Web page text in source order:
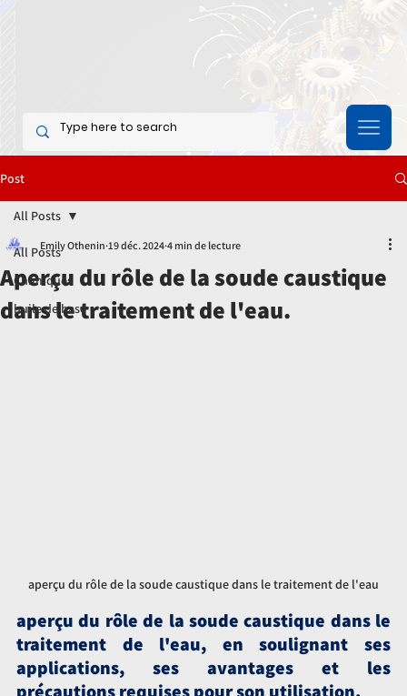
Post
All Posts
Chimiques
huile de base
All Posts
Aperçu du rôle de la soude caustique
dans le traitement de l'eau.
Emily Othenin 19 déc. 2024 4 min de lecture
aperçu du rôle de la soude caustique dans le traitement de l'eau
aperçu du rôle de la soude caustique dans le
traitement de l'eau, en soulignant ses
applications, ses avantages et les
précautions requises pour son utilisation.